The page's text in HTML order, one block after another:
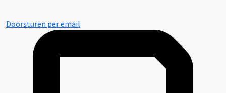
Doorsturen per email